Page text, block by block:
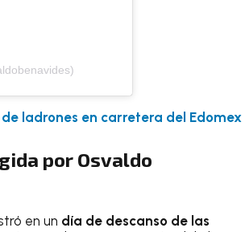
ladrones en carretera del Edomex
por Osvaldo
en un día de descanso de las